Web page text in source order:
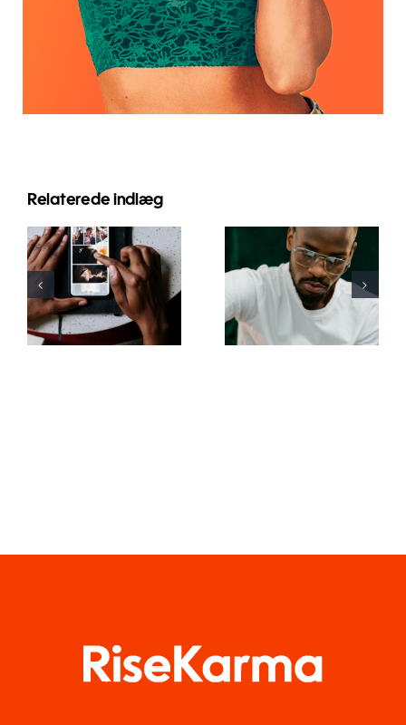
Relaterede indlæg
Bedste apps
til at
animere
fotos til
fængende
Facebook-
Top 17
Avancerede
Tips til at
Forstå
TikTok